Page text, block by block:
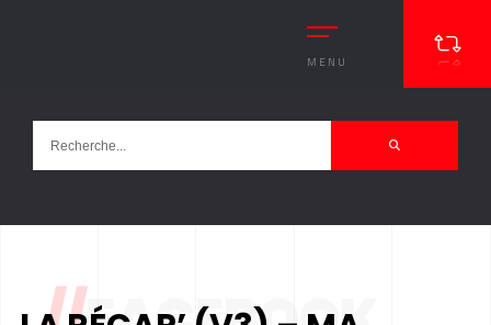
MENU